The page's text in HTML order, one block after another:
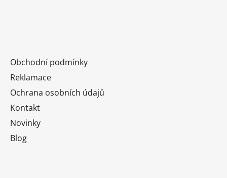
Obchodní podmínky
Reklamace
Ochrana osobních údajů
Kontakt
Novinky
Blog